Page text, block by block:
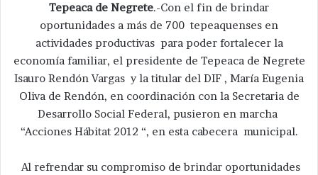
Tepeaca de Negrete.-Con el fin de brindar
oportunidades a más de 700 tepeaquenses en
actividades productivas para poder fortalecer la
economía familiar, el presidente de Tepeaca de Negrete
Isauro Rendón Vargas y la titular del DIF , María Eugenia
Oliva de Rendón, en coordinación con la Secretaria de
Desarrollo Social Federal, pusieron en marcha
“Acciones Hábitat 2012 “, en esta cabecera municipal.
Al refrendar su compromiso de brindar oportunidades